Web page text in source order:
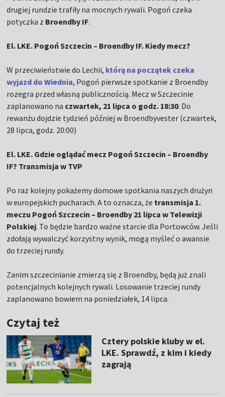
drugiej rundzie trafiły na mocnych rywali. Pogoń czeka
potyczka z Broendby IF.
El. LKE. Pogoń Szczecin – Broendby IF. Kiedy mecz?
W przeciwieństwie do Lechii, którą na początek czeka
wyjazd do Wiednia, Pogoń pierwsze spotkanie z Broendby
rozegra przed własną publicznością. Mecz w Szczecinie
zaplanowano na czwartek, 21 lipca o godz. 18:30. Do
rewanżu dojdzie tydzień później w Broendbyvester (czwartek,
28 lipca, godz. 20:00)
El. LKE. Gdzie oglądać mecz Pogoń Szczecin – Broendby
IF? Transmisja w TVP
Po raz kolejny pokażemy domowe spotkania naszych drużyn
w europejskich pucharach. A to oznacza, że transmisja 1.
meczu Pogoń Szczecin – Broendby 21 lipca w Telewizji
Polskiej. To będzie bardzo ważne starcie dla Portowców. Jeśli
zdołają wywalczyć korzystny wynik, mogą myśleć o awansie
do trzeciej rundy.
Zanim szczecinianie zmierzą się z Broendby, będą już znali
potencjalnych kolejnych rywali. Losowanie trzeciej rundy
zaplanowano bowiem na poniedziałek, 14 lipca.
Czytaj też
Cztery polskie kluby w el.
LKE. Sprawdź, z kim i kiedy
zagrają